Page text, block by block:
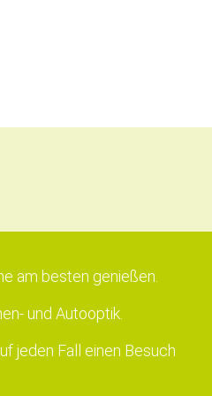
am besten genießen.
und Autooptik.
jeden Fall einen Besuch